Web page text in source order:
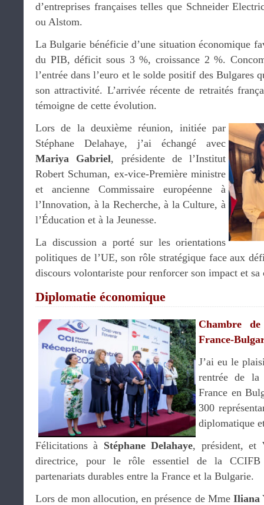
d’entreprises françaises telles que Schneider
ou Alstom.
La Bulgarie bénéficie d’une situation économique
du PIB, déficit sous 3 %, croissance 2 %.
l’entrée dans l’euro et le solde positif des Bulgares
son attractivité. L’arrivée récente de retraités
témoigne de cette évolution.
Lors de la deuxième réunion, initiée par
Stéphane Delahaye, j’ai échangé avec
Mariya Gabriel, présidente de l’Institut
Robert Schuman, ex-vice-Première ministre
et ancienne Commissaire européenne à
l’Innovation, à la Recherche, à la Culture, à
l’Éducation et à la Jeunesse.
La discussion a porté sur les orientations
politiques de l’UE, son rôle stratégique face aux
discours volontariste pour renforcer son impact et
Diplomatie économique
Chambre
France-
J’ai eu le
rentrée de
France en
300
diplomatique
Félicitations à Stéphane Delahaye, président, et
directrice, pour le rôle essentiel de la CCIFB
partenariats durables entre la France et la Bulgarie.
Lors de mon allocution, en présence de Mme Iliana